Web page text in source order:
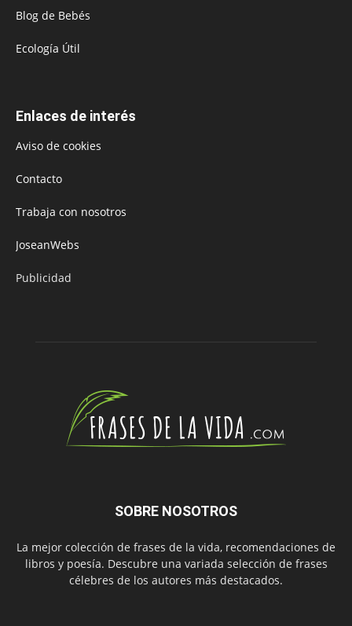
Blog de Bebés
Ecología Útil
Enlaces de interés
Aviso de cookies
Contacto
Trabaja con nosotros
JoseanWebs
Publicidad
SOBRE NOSOTROS
La mejor colección de frases de la vida, recomendaciones de
libros y poesía. Descubre una variada selección de frases
célebres de los autores más destacados.